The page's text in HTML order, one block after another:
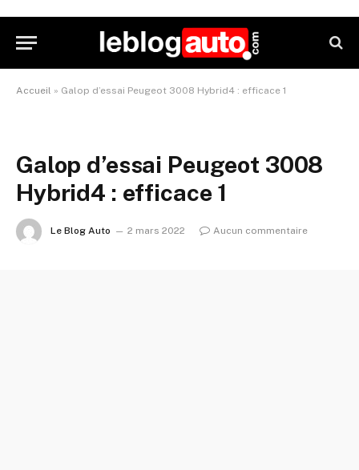
Accueil » Galop d’essai Peugeot 3008 Hybrid4 : efficace 1
Galop d’essai Peugeot 3008
Hybrid4 : efficace 1
Le Blog Auto 2 mars 2022 Aucun commentaire